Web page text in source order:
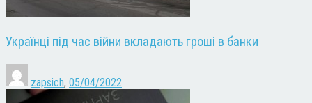
Українці під час війни вкладають гроші в банки
zapsich, 05/04/2022